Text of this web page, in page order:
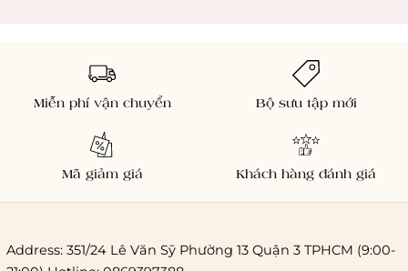
Miễn phí vận chuyển Bộ sưu tập mới
Mã giảm giá Khách hàng đánh giá
Address: 351/24 Lê Văn Sỹ Phường 13 Quận 3 TPHCM (9:00-